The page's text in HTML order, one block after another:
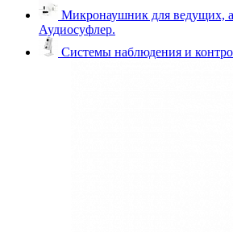
Микронаушник для ведущих,
Аудиосуфлер.
Системы наблюдения и